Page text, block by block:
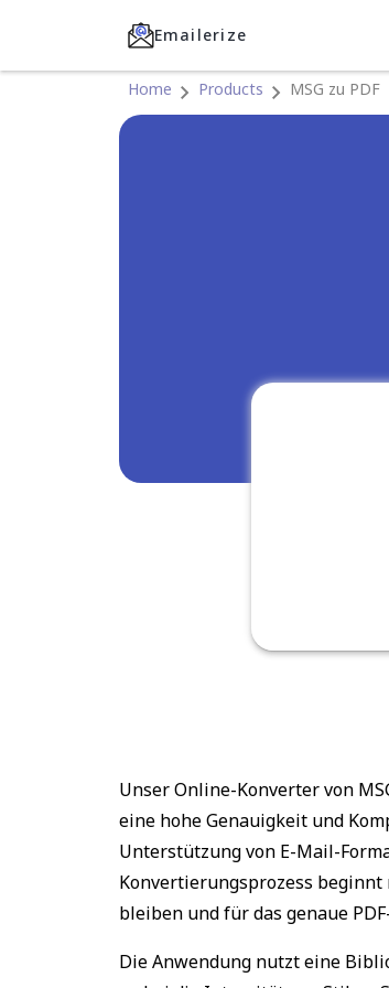
Emailerize
Home Products MSG zu PDF
Unser Online-Konverter von
eine hohe Genauigkeit und
Unterstützung von E-Mail-
Konvertierungsprozess
bleiben und für das genaue
Die Anwendung nutzt eine